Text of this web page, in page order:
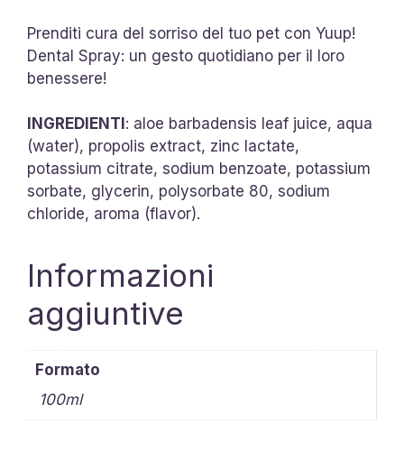
Prenditi cura del sorriso del tuo pet con Yuup!
Dental Spray: un gesto quotidiano per il loro
benessere!
INGREDIENT : aloe barbadensis leaf juice, aqua
(water), propolis extract, zinc lactate,
potassium citrate, sodium benzoate, potassium
sorbate, glycerin, polysorbate 80, sodium
chloride, aroma (flavor).
Informazioni
aggiuntive
Formato
100ml